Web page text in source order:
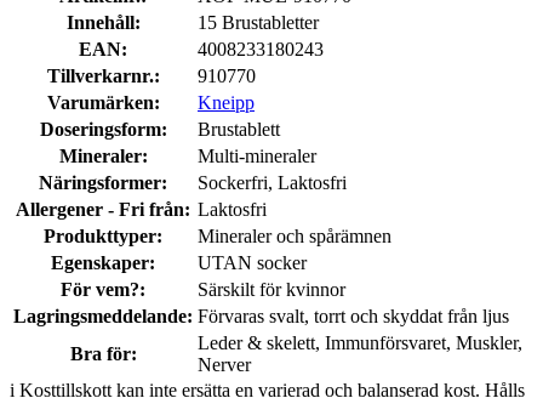
Innehåll:
15 Brustabletter
EAN:
4008233180243
Tillverkarnr.:
910770
Varumärken:
Kneipp
Doseringsform:
Brustablett
Mineraler:
Multi-mineraler
Näringsformer:
Sockerfri, Laktosfri
Allergener - Fri från: Laktosfri
Produkttyper:
Mineraler och spårämnen
Egenskaper:
UTAN socker
För vem?:
Särskilt för kvinnor
Lagringsmeddelande: Förvaras svalt, torrt och skyddat från ljus
Bra för:
Leder & skelett, Immunförsvaret, Muskler,
Nerver
i Kosttillskott kan inte ersätta en varierad och balanserad kost. Hålls